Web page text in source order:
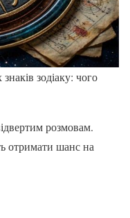
зодіаку: чого
розмовам.
отримати шанс на